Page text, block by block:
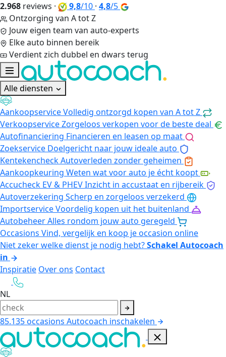
2.968 reviews · 9,8/10 · 4,8/5
Ontzorging van A tot Z
Jouw eigen team van auto-experts
Elke auto binnen bereik
Verdient zich dubbel en dwars terug
Alle diensten
AankoopserviceVolledig ontzorgd kopen van A tot Z
VerkoopserviceZorgeloos verkopen voor de beste deal
Autofinanciering Financieren en leasen op maat
Zoekservice Doelgericht naar jouw ideale auto
KentekencheckAutoverleden zonder geheimen
Aankoopkeuring Weten wat voor auto je écht koopt
Accucheck EV & PHEVInzicht in accustaat en rijbereik
Autoverzekering Scherp en zorgeloos verzekerd
ImportserviceVoordelig kopen uit het buitenland
AutobeheerAlles rondom jouw auto geregeld
Occasions Vind, vergelijk en koop je occasion online
Niet zeker welke dienst je nodig hebt?Schakel Autocoach
in
Inspiratie Over ons Contact
NL
85.135occasions Autocoach inschakelen